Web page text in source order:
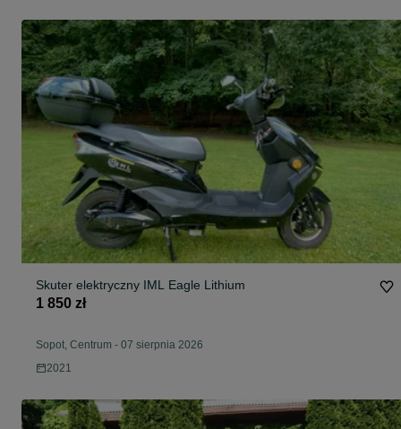
Skuter elektryczny IML Eagle Lithium
1 850 zł
Sopot, Centrum - 07 sierpnia 2026
2021